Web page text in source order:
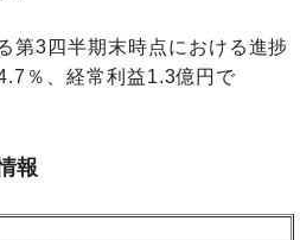
第3四半期末時点における進捗
％、経常利益1.3億円で
報